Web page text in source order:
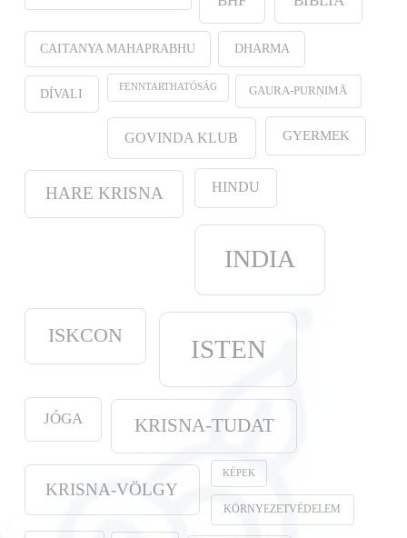
CAITANYA MAHAPRABHU DHARMA
DÍVALI FENNTARTHATÓSÁG GAURA-PURṆIMĀ
GOVINDA KLUB GYERMEK
HARE KRISNA HINDU
INDIA
ISKCON ISTEN
JÓGA KRISNA-TUDAT
KRISNA-VÖLGY
KÉPEK
KÖRNYEZETVÉDELEM